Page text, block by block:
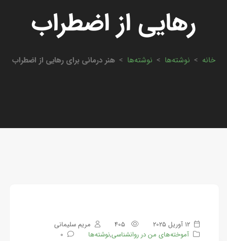
رهایی از اضطراب
خانه > نوشته‌ها > نوشته‌ها > هنر درمانی برای رهایی از اضطراب
12 آوریل 2025
مریم سلیمانی
آموخته‌های من در روانشناسی,نوشته‌ها 0